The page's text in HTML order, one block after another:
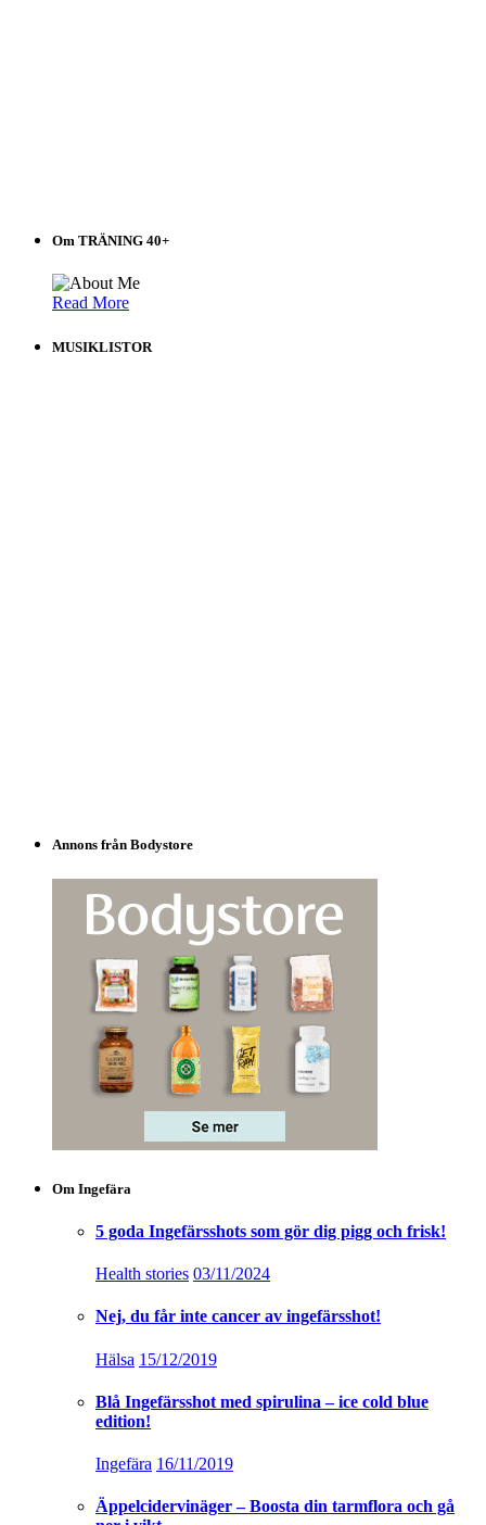
Om TRÄNING 40+
Read More
MUSIKLISTOR
Annons från Bodystore
Om Ingefära
5 goda Ingefärsshots som gör dig pigg och frisk!
Health stories 03/11/2024
Nej, du får inte cancer av ingefärsshot!
Hälsa 15/12/2019
Blå Ingefärsshot med spirulina – ice cold blue
edition!
Ingefära 16/11/2019
Äppelcidervinäger – Boosta din tarmflora och gå